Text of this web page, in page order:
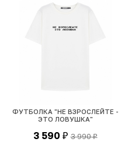
ФУТБОЛКА "НЕ ВЗРОСЛЕЙТЕ -
ЭТО ЛОВУШКА"
3 590 ₽ 3 990₽